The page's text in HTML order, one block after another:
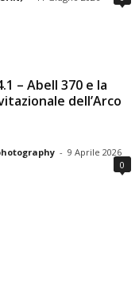
– Abell 370 e la
dell’Arco
- 9 Aprile 2026
0